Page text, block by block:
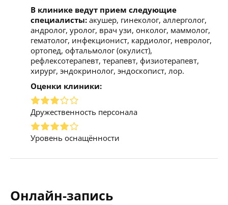
В клинике ведут прием следующие
специалисты: акушер, гинеколог, аллерголог,
андролог, уролог, врач узи, онколог, маммолог,
гематолог, инфекционист, кардиолог, невролог,
ортопед, офтальмолог (окулист),
рефлексотерапевт, терапевт, физиотерапевт,
хирург, эндокринолог, эндоскопист, лор.
Оценки клиники:
Дружественность персонала
Уровень оснащённости
Онлайн-запись